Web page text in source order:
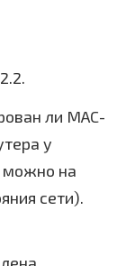
ли MAC-
у
можно на
сети).